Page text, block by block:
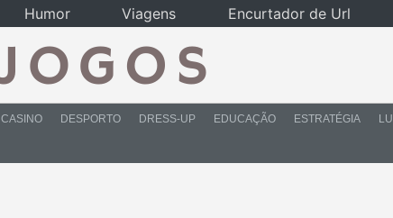
CASINO DESPORTO DRESS-UP EDUCAÇÃO ESTRATÉGIA
Humor Viagens Encurtador de Url